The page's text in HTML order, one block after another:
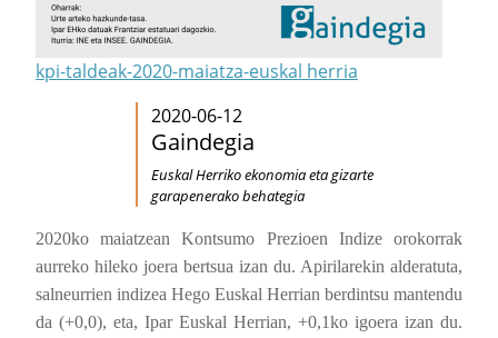
kpi-taldeak-2020-maiatza-euskal herria
2020-06-12
Gaindegia
Euskal Herriko ekonomia eta gizarte
garapenerako behategia
2020ko maiatzean Kontsumo Prezioen Indize orokorrak
aurreko hileko joera bertsua izan du. Apirilarekin alderatuta,
salneurrien indizea Hego Euskal Herrian berdintsu mantendu
da (+0,0), eta, Ipar Euskal Herrian, +0,1ko igoera izan du.